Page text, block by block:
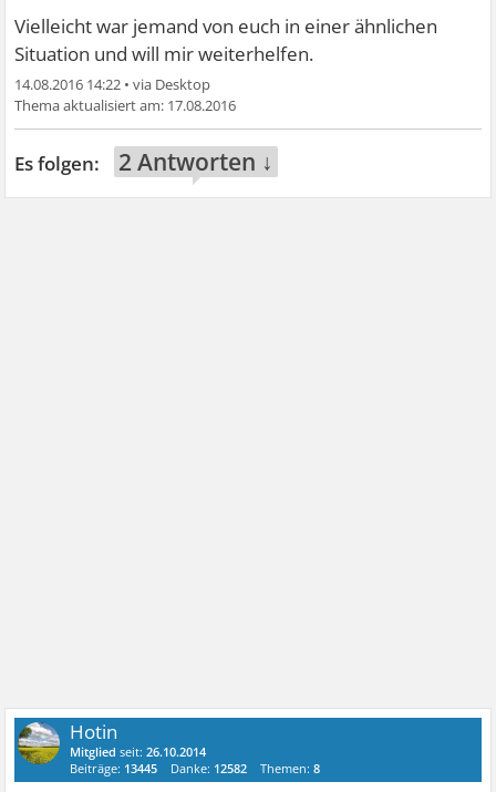
Vielleicht war jemand von euch in einer ähnlichen
Situation und will mir weiterhelfen.
14.08.2016 14:22 •
17.08.2016
2 Antworten ↓
Hotin
Mitglied seit:26.10.2014
Beiträge: 13445 Danke: 12582 Themen:8